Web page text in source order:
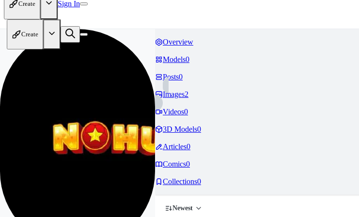
Create Sign In
Create
Overview
Models0
Posts0
Images2
Videos0
3D Models0
Articles0
Comics0
Collections0
Newest